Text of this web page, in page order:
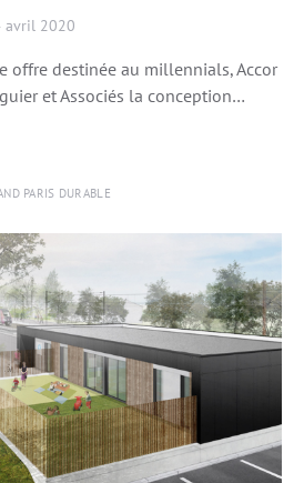
avril 2020
offre destinée au millennials, Accor
et Associés la conception…
PARIS DURABLE